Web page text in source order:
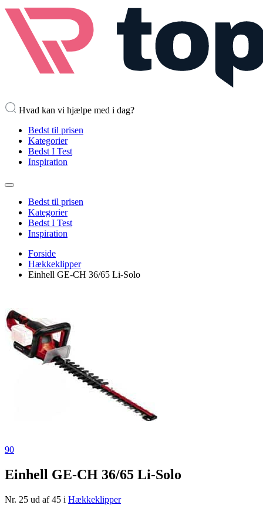
Hvad kan vi hjælpe med i dag?
Bedst til prisen
Kategorier
Bedst I Test
Inspiration
Bedst til prisen
Kategorier
Bedst I Test
Inspiration
Forside
Hækkeklipper
Einhell GE-CH 36/65 Li-Solo
90
Einhell GE-CH 36/65 Li-Solo
Nr. 25 ud af 45 i Hækkeklipper